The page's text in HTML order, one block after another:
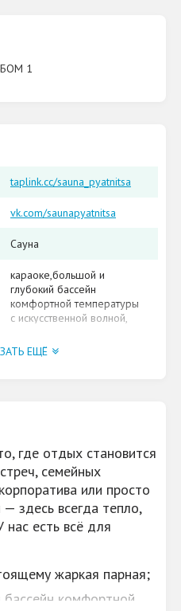
1
taplink.cc/sauna_pyatnitsa
vk.com/saunapyatnitsa
Сауна
караоке,большой и
глубокий бассейн
комфортной температуры
с искусственной волной,
скважины, спутниковое TV,
ушат с холодной водой,
вечеринки. До 12
человек
отдельное место для
курения
Скидки в день рождения
и постоянным клиентам
ЕЩЁ
где отдых становится
семейных
или просто
— здесь всегда тепло,
есть всё для
жаркая парная;
комфортной